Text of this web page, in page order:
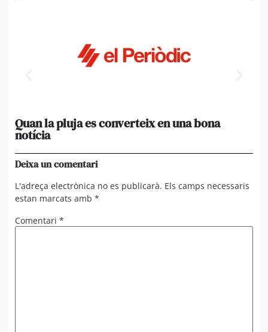
Quan la pluja es converteix en una bona
notícia
Deixa un comentari
L'adreça electrònica no es publicarà. Els camps necessaris
estan marcats amb *
Comentari *